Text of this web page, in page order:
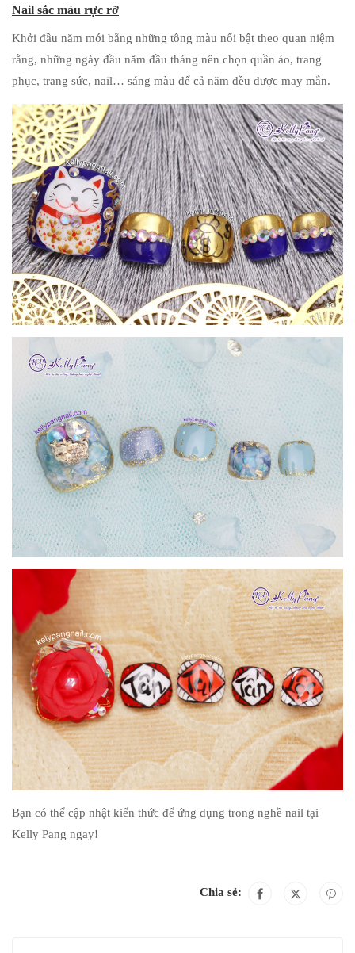
Nail sắc màu rực rỡ
Khởi đầu năm mới bằng những tông màu nổi bật theo quan niệm
rằng, những ngày đầu năm đầu tháng nên chọn quần áo, trang
phục, trang sức, nail… sáng màu để cả năm đều được may mắn.
Bạn có thể cập nhật kiến thức để ứng dụng trong nghề nail tại
Kelly Pang ngay!
Chia sẻ: